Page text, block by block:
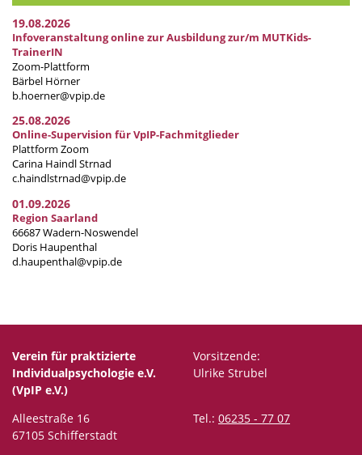
19.08.2026
Infoveranstaltung online zur Ausbildung zur/m MUTKids-
TrainerIN
Zoom-Plattform
Bärbel Hörner
b.hoerner@vpip.de
25.08.2026
Online-Supervision für VpIP-Fachmitglieder
Plattform Zoom
Carina Haindl Strnad
c.haindlstrnad@vpip.de
01.09.2026
Region Saarland
66687 Wadern-Noswendel
Doris Haupenthal
d.haupenthal@vpip.de
Verein für praktizierte
Individualpsychologie e.V.
(VpIP e.V.)
Vorsitzende:
Ulrike Strubel
Alleestraße 16
67105 Schifferstadt
Tel.: 06235 - 77 07